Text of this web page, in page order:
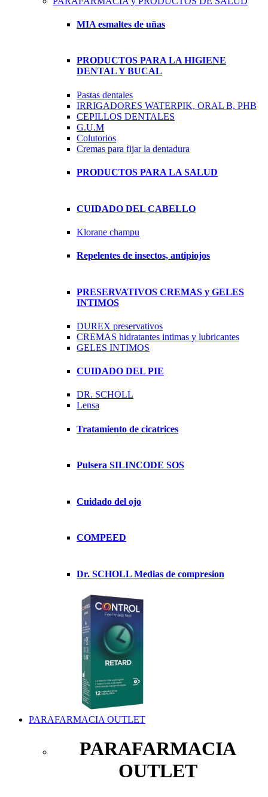
MIA esmaltes de uñas
PRODUCTOS PARA LA HIGIENE
DENTAL Y BUCAL
Pastas dentales
IRRIGADORES WATERPIK, ORAL B, PHB
CEPILLOS DENTALES
G.U.M
Colutorios
Cremas para fijar la dentadura
PRODUCTOS PARA LA SALUD
CUIDADO DEL CABELLO
Klorane champu
Repelentes de insectos, antipiojos
PRESERVATIVOS CREMAS y GELES
INTIMOS
DUREX preservativos
CREMAS hidratantes intimas y lubricantes
GELES INTIMOS
CUIDADO DEL PIE
DR. SCHOLL
Lensa
Tratamiento de cicatrices
Pulsera SILINCODE SOS
Cuidado del ojo
COMPEED
Dr. SCHOLL Medias de compresion
PARAFARMACIA OUTLET
PARAFARMACIA
OUTLET